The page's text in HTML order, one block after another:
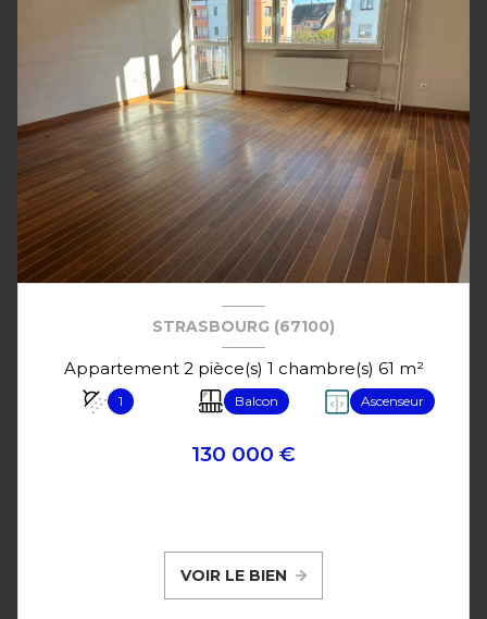
STRASBOURG (67100)
Appartement 2 pièce(s) 1 chambre(s) 61 m²
1 Balcon Ascenseur
130 000 €
VOIR LE BIEN